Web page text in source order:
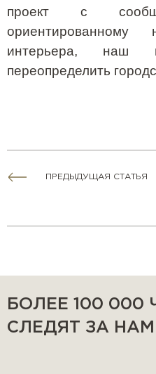
проект с
интерьера, наш
переопределить
ПРЕДЫДУЩАЯ СТАТЬЯ
БОЛЕЕ 100
СЛЕДЯТ ЗА